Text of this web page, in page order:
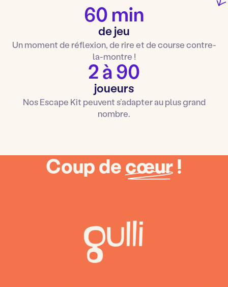
60 min
de jeu
Un moment de réflexion, de rire et de course contre-
la-montre !
2 à 90
joueurs
Nos Escape Kit peuvent s’adapter au plus grand
nombre.
Coup decœur!